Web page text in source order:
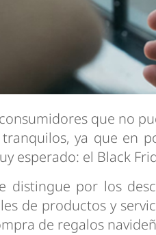
que no
ya que en
esperado: el Black
distingue por los
de productos y
de regalos